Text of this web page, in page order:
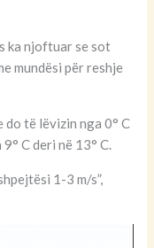
ka njoftuar se sot
mundësi për reshje
të lëvizin nga 0° C
C deri në 13° C.
1-3 m/s”,